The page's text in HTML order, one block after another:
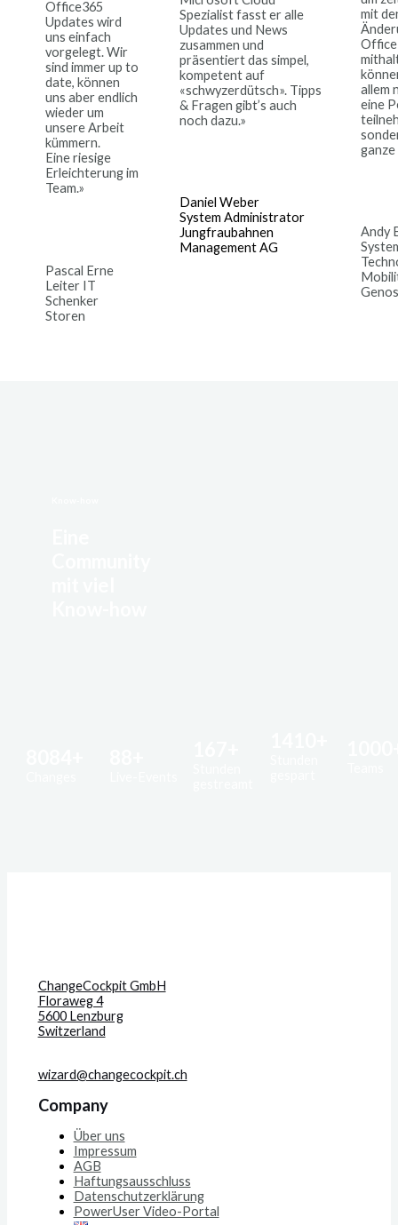
Office365
Updates wird
uns einfach
vorgelegt. Wir
sind immer up to
date, können
uns aber endlich
wieder um
unsere Arbeit
kümmern.
Eine riesige
Erleichterung im
Team.»
Pascal Erne
Leiter IT
Schenker
Storen
Spezialist fasst er alle
Updates und News
zusammen und
präsentiert das simpel,
kompetent auf
«schwyzerdütsch». Tipps
& Fragen gibt’s auch
noch dazu.»
Daniel Weber
System Administrator
Jungfraubahnen
Management AG
mit
allem
eine
ganze
Andy
ChangeCockpit GmbH
Floraweg 4
5600 Lenzburg
Switzerland
wizard@changecockpit.ch
Company
Über uns
Impressum
AGB
Haftungsausschluss
Datenschutzerklärung
PowerUser Video-Portal